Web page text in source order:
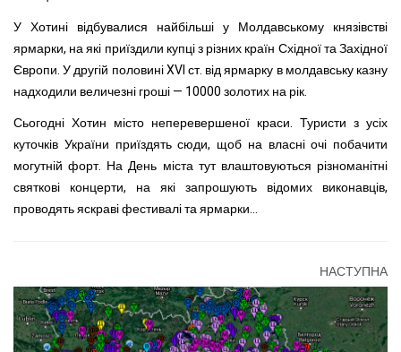
У Хотині відбувалися найбільші у Молдавському князівстві
ярмарки, на які приїздили купці з різних країн Східної та Західної
Європи. У другій половині XVI ст. від ярмарку в молдавську казну
надходили величезні гроші — 10000 золотих на рік.
Сьогодні Хотин місто неперевершеної краси. Туристи з усіх
куточків України приїздять сюди, щоб на власні очі побачити
могутній форт. На День міста тут влаштовуються різноманітні
святкові концерти, на які запрошують відомих виконавців,
проводять яскраві фестивалі та ярмарки…
НАСТУПНА